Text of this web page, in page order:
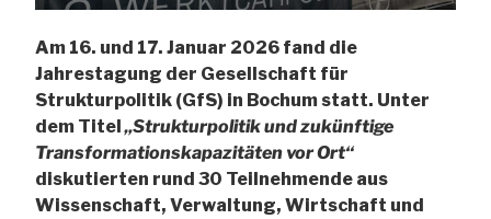
Am 16. und 17. Januar 2026 fand die
Jahrestagung der Gesellschaft für
Strukturpolitik (GfS) in Bochum statt. Unter
dem Titel„Strukturpolitik und zukünftige
Transformationskapazitäten vor Ort“
diskutierten rund 30 Teilnehmende aus
Wissenschaft, Verwaltung, Wirtschaft und